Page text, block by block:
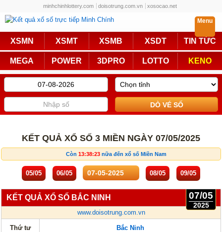
minhchinhlottery.com doisotrung.com.vn xosocao.net
XSMN XSMT XSMB XSDT TIN TỨC
MEGA POWER 3DPRO LOTTO KENO
Menu
Trực Tiếp
Miền Nam Miền Trung
Miền Bắc Mega 6/45
Power 6/55 Max3D Pro
Max 3D Keno
Miền Nam Miền Trung
Miền Bắc KQXS Các Tỉnh
KẾT QUẢ XỔ SỐ 3 MIỀN NGÀY 07/05/2025
Còn 13:38:23nữa đến xổ số Miền Nam
05/05 06/05 08/05 09/05
07/05
2025
KẾT QUẢ XỔ SỐ BẮC NINH
www.doisotrung.com.vn
Thứ tư Bắc Ninh